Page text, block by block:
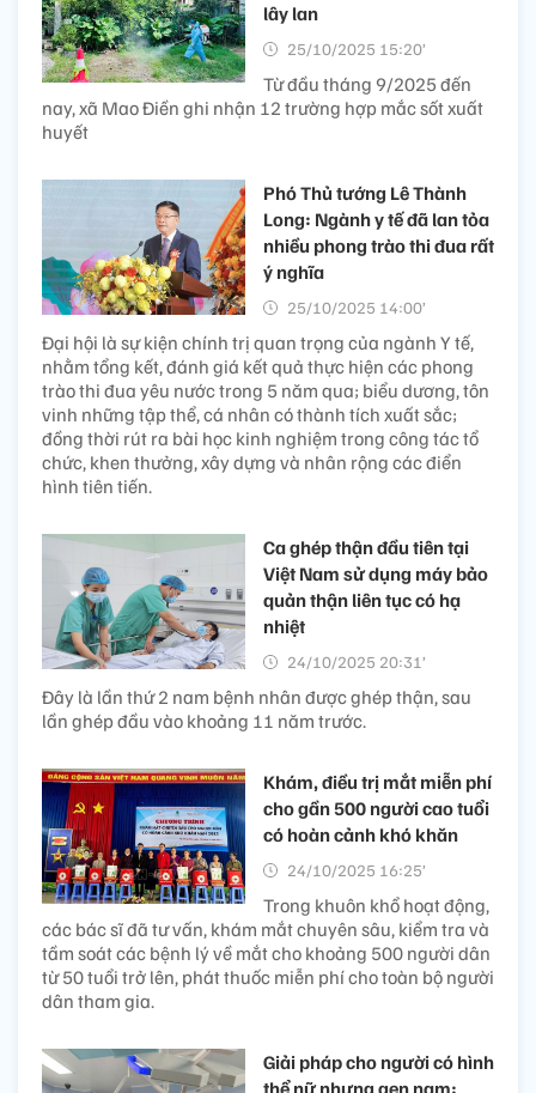
lây lan
25/10/2025 15:20’
Từ đầu tháng 9/2025 đến
nay, xã Mao Điền ghi nhận 12 trường hợp mắc sốt xuất
huyết
Phó Thủ tướng Lê Thành
Long: Ngành y tế đã lan tỏa
nhiều phong trào thi đua rất
ý nghĩa
25/10/2025 14:00’
Đại hội là sự kiện chính trị quan trọng của ngành Y tế,
nhằm tổng kết, đánh giá kết quả thực hiện các phong
trào thi đua yêu nước trong 5 năm qua; biểu dương, tôn
vinh những tập thể, cá nhân có thành tích xuất sắc;
đồng thời rút ra bài học kinh nghiệm trong công tác tổ
chức, khen thưởng, xây dựng và nhân rộng các điển
hình tiên tiến.
Ca ghép thận đầu tiên tại
Việt Nam sử dụng máy bảo
quản thận liên tục có hạ
nhiệt
24/10/2025 20:31’
Đây là lần thứ 2 nam bệnh nhân được ghép thận, sau
lần ghép đầu vào khoảng 11 năm trước.
Khám, điều trị mắt miễn phí
cho gần 500 người cao tuổi
có hoàn cảnh khó khăn
24/10/2025 16:25’
Trong khuôn khổ hoạt động,
các bác sĩ đã tư vấn, khám mắt chuyên sâu, kiểm tra và
tầm soát các bệnh lý về mắt cho khoảng 500 người dân
từ 50 tuổi trở lên, phát thuốc miễn phí cho toàn bộ người
dân tham gia.
Giải pháp cho người có hình
thể nữ nhưng gen nam: